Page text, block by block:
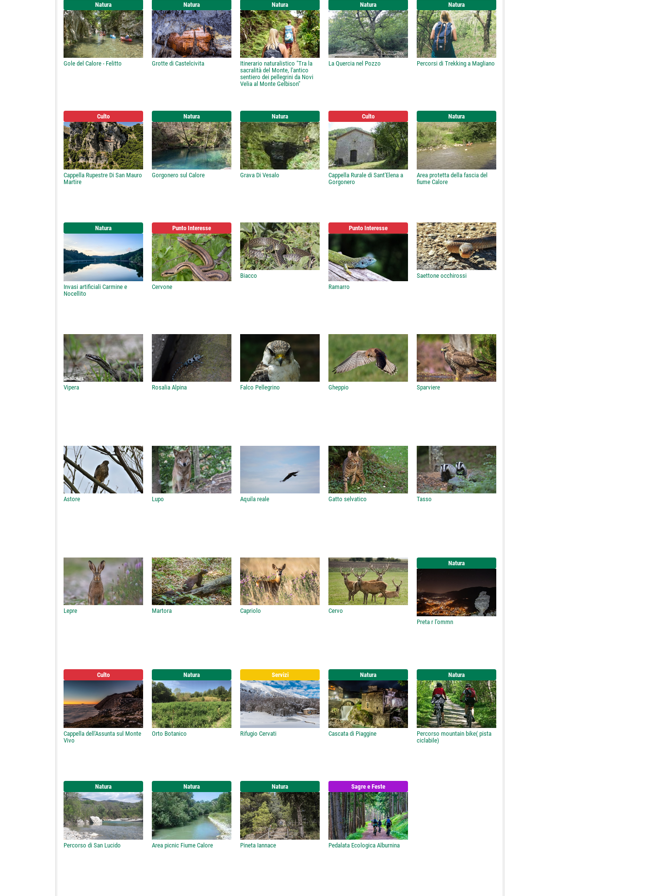
Natura
Gole del Calore - Felitto
Natura
Grotte di Castelcivita
Natura
Itinerario naturalistico "Tra la
sacralità del Monte, l'antico
sentiero dei pellegrini da Novi
Velia al Monte Gelbison"
Natura
La Quercia nel Pozzo
Natura
Percorsi di Trekking a Magliano
Culto
Cappella Rupestre Di San Mauro
Martire
Natura
Gorgonero sul Calore
Natura
Grava Di Vesalo
Culto
Cappella Rurale di Sant'Elena a
Gorgonero
Natura
Area protetta della fascia del
fiume Calore
Natura
Invasi artificiali Carmine e
Nocellito
Punto Interesse
Cervone
Biacco
Punto Interesse
Ramarro
Saettone occhirossi
Vipera Rosalia Alpina Falco Pellegrino Gheppio Sparviere
Astore Lupo Aquila reale Gatto selvatico Tasso
Lepre Martora Capriolo Cervo
Natura
Preta r l’ommn
Culto
Cappella dell'Assunta sul Monte
Vivo
Natura
Orto Botanico
Servizi
Rifugio Cervati
Natura
Cascata di Piaggine
Natura
Percorso mountain bike( pista
ciclabile)
Natura
Percorso di San Lucido
Natura
Area picnic Fiume Calore
Natura
Pineta Iannace
Sagre e Feste
Pedalata Ecologica Alburnina